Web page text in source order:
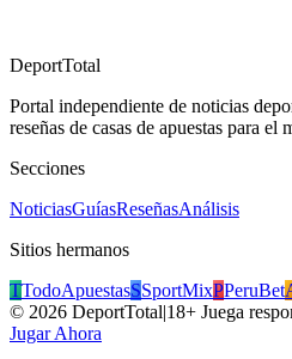
DeportTotal
Portal independiente de noticias
reseñas de casas de apuestas para el
Secciones
NoticiasGuíasReseñasAnálisis
Sitios hermanos
TTodoApuestasSSportMixPPeruBet
© 2026 DeportTotal|18+ Juega
Jugar Ahora